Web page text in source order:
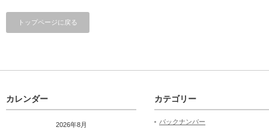
トップページに戻る
カレンダー
2026年8月
カテゴリー
バックナンバー